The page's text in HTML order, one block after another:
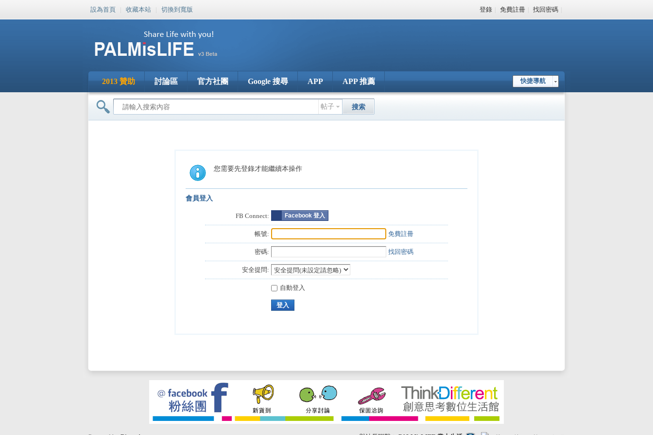
設為首頁 | 收藏本站 | 切換到寬版 登錄 | 免費註冊 | 找回密碼 |
快捷導航
2013 贊助 討論區 官方社團 Google 搜尋 APP APP 推薦
帖子 搜索
您需要先登錄才能繼續本操作
會員登入
FB Connect: Facebook 登入
帳號: 免費註冊
密碼: 找回密碼
安全提問:
自動登入
登入